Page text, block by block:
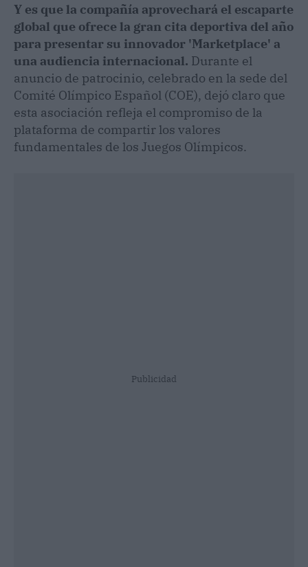
Y es que la compañía aprovechará el escaparte
global que ofrece la gran cita deportiva del año
para presentar su innovador 'Marketplace' a
una audiencia internacional. Durante el
anuncio de patrocinio, celebrado en la sede del
Comité Olímpico Español (COE), dejó claro que
esta asociación refleja el compromiso de la
plataforma de compartir los valores
fundamentales de los Juegos Olímpicos.
Publicidad